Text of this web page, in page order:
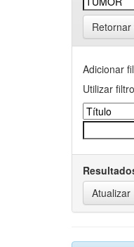
Adicionar
Utilizar